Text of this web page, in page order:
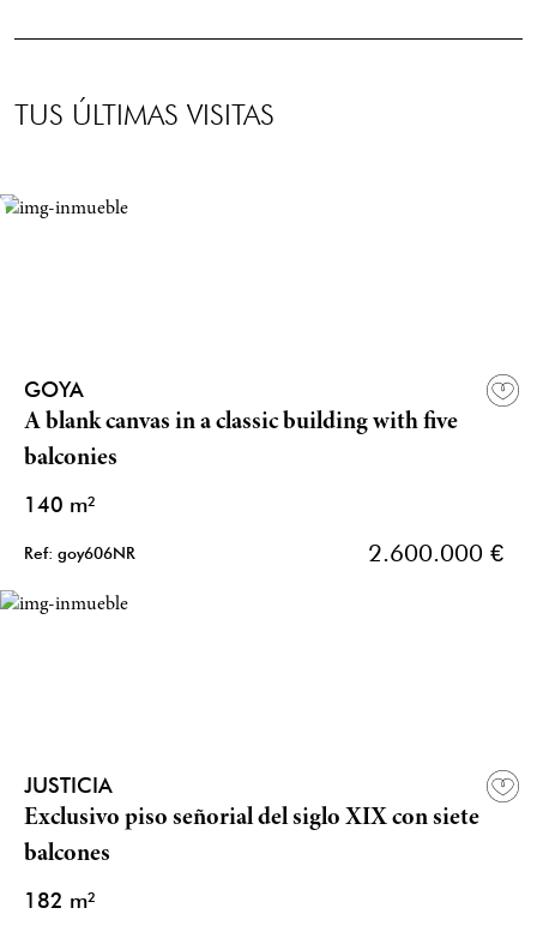
TUS ÚLTIMAS VISITAS
GOYA
A blank canvas in a classic building with five
balconies
140 m²
Ref: goy606NR 2.600.000 €
JUSTICIA
Exclusivo piso señorial del siglo XIX con siete
balcones
182 m²